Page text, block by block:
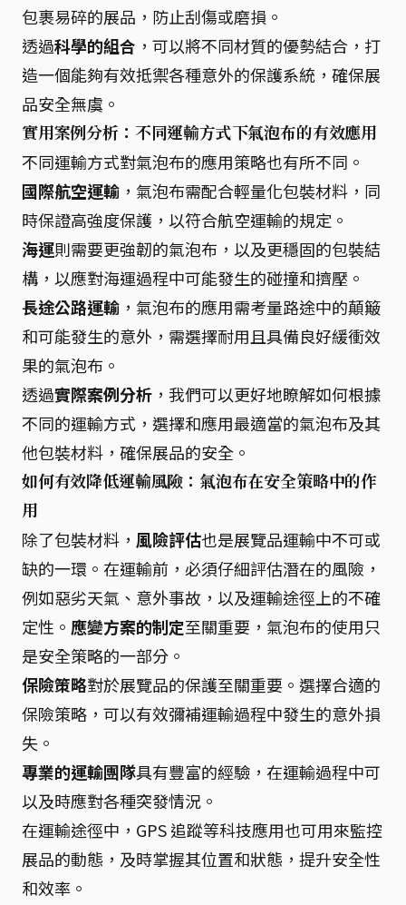
包裹易碎的展品，防止刮傷或磨損。
透過科學的組合 ，可以將不同材質的優勢結合，打
造一個能夠有效抵禦各種意外的保護系統，確保展
品安全無虞。
實用案例分析：不同運輸方式下氣泡布的有效應用
不同運輸方式對氣泡布的應用策略也有所不同。
國際航空運輸 ，氣泡布需配合輕量化包裝材料，同
時保證高強度保護，以符合航空運輸的規定。
海運則需要更強韌的氣泡布，以及更穩固的包裝結
構，以應對海運過程中可能發生的碰撞和擠壓。
長途公路運輸 ，氣泡布的應用需考量路途中的顛簸
和可能發生的意外，需選擇耐用且具備良好緩衝效
果的氣泡布。
透過實際案例分析 ，我們可以更好地瞭解如何根據
不同的運輸方式，選擇和應用最適當的氣泡布及其
他包裝材料，確保展品的安全。
如何有效降低運輸風險：氣泡布在安全策略中的作
用
除了包裝材料， 風險評估也是展覽品運輸中不可或
缺的一環。在運輸前，必須仔細評估潛在的風險，
例如惡劣天氣、意外事故，以及運輸途徑上的不確
定性。 應變方案的制定至關重要，氣泡布的使用只
是安全策略的一部分。
保險策略對於展覽品的保護至關重要。選擇合適的
保險策略，可以有效彌補運輸過程中發生的意外損
失。
專業的運輸團隊具有豐富的經驗，在運輸過程中可
以及時應對各種突發情況。
在運輸途徑中，GPS 追蹤等科技應用也可用來監控
展品的動態，及時掌握其位置和狀態，提升安全性
和效率。